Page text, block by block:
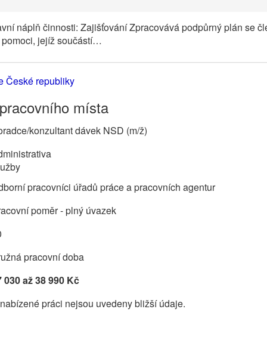
náplň činnosti: Zajišťování Zpracovává podpůrný plán se
jejíž součástí…
České republiky
místa
konzultant dávek NSD (m/ž)
pracovníci úřadů práce a pracovních agentur
poměr - plný úvazek
pracovní doba
030 až 38 990 Kč
práci nejsou uvedeny bližší údaje.